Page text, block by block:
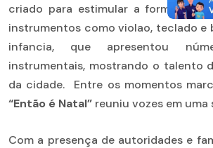
criado para estimular a formação
instrumentos como violao, teclado e
infancia, que apresentou
instrumentais, mostrando o talento
da cidade. Entre os momentos
“Então é Natal” reuniu vozes em uma
Com a presença de autoridades e